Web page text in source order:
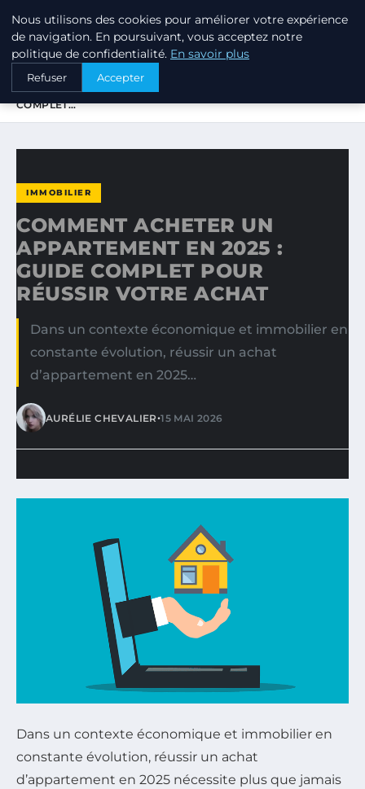
PTIT ANNUAIRE
ACCUEIL
IMMOBILIER
COMMENT ACHETER UN APPARTEMENT EN 2025 : GUIDE
COMPLET…
IMMOBILIER
COMMENT ACHETER UN
APPARTEMENT EN 2025 :
GUIDE COMPLET POUR
RÉUSSIR VOTRE ACHAT
Dans un contexte économique et immobilier en
constante évolution, réussir un achat
d’appartement en 2025…
AURÉLIE CHEVALIER•15 MAI 2026
Dans un contexte économique et immobilier en
constante évolution, réussir un achat
d’appartement en 2025 nécessite plus que jamais
Nous utilisons des cookies pour améliorer votre expérience
de navigation. En poursuivant, vous acceptez notre
politique de confidentialité. En savoir plus
Refuser Accepter